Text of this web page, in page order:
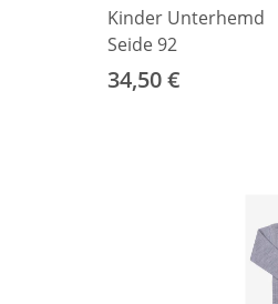
Kinder Unterhemd
Seide 92
34,50 €